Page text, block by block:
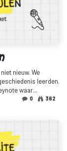
nieuw. We
leerden.
waar...
0 362